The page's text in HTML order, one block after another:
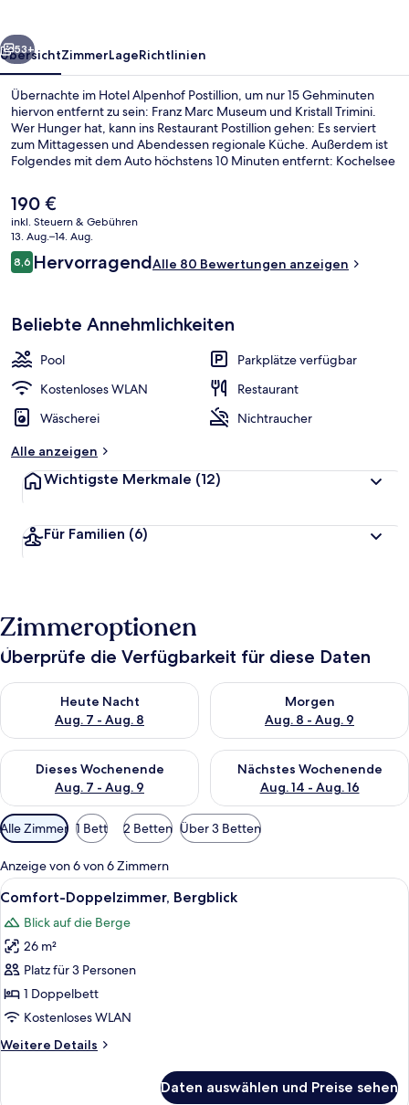
Weiter
53+
ÜbersichtZimmerLageRichtlinien
Übernachte im Hotel Alpenhof Postillion, um nur 15 Gehminuten
hiervon entfernt zu sein: Franz Marc Museum und Kristall Trimini.
Wer Hunger hat, kann ins Restaurant Postillion gehen: Es serviert
zum Mittagessen und Abendessen regionale Küche. Außerdem ist
Folgendes mit dem Auto höchstens 10 Minuten entfernt: Kochelsee
Der
aktuelle
Preis
beträgt
190 €.
190 €
inkl. Steuern & Gebühren
13. Aug.–14. Aug.
Bewertungen
8,68,6 von 10.
HervorragendAlle 80 Bewertungen anzeigen
Beliebte Annehmlichkeiten
Pool
Parkplätze verfügbar
Kostenloses WLAN
Restaurant
Wäscherei
Nichtraucher
Alle anzeigen
Wichtigste Merkmale (12)
Für Familien (6)
Zimmeroptionen
Überprüfe die Verfügbarkeit für diese Daten
Heute Nacht
Aug. 7 - Aug. 8
Überprüfe die Verfügbarkeit für heute Nacht, Aug. 7 - Aug. 8.
Morgen
Aug. 8 - Aug. 9
Überprüfe die Verfügbarkeit
Dieses Wochenende
Aug. 7 - Aug. 9
Überprüfe die Verfügbarkeit für dieses Wochenende, Aug. 7
Nächstes Wochenende
Aug. 14 - Aug. 16
Überprüfe die Verfügbarkeit
Verfügbare
Filter
für
Zimmer
Alle Zimmer 1 Bett 2 Betten Über 3 Betten
Anzeige von 6 von 6 Zimmern
Alle
Fotos
für
Comfort-
Doppelzimmer,
Bergblick
anzeigen
Ein modernes Hotelzimmer mit Bett,
9
Comfort-Doppelzimmer, Bergblick
Blick auf die Berge
26 m²
Platz für 3 Personen
1 Doppelbett
Kostenloses WLAN
Weitere Details
Weitere
Daten auswählen und Preise sehen